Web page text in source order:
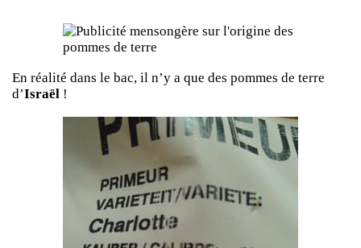
En réalité dans le bac, il n’y a que des pommes de terre
d’Israël !